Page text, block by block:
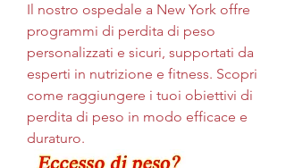
Il nostro ospedale a New York offre
programmi di perdita di peso
personalizzati e sicuri, supportati da
esperti in nutrizione e fitness. Scopri
come raggiungere i tuoi obiettivi di
perdita di peso in modo efficace e
duraturo.